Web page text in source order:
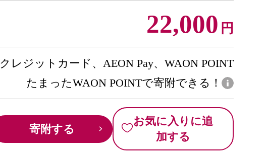
22,000 円
クレジットカード、AEON Pay、WAON POINT
たまったWAON POINTで寄附できる！
寄附する
お気に入りに追
加する